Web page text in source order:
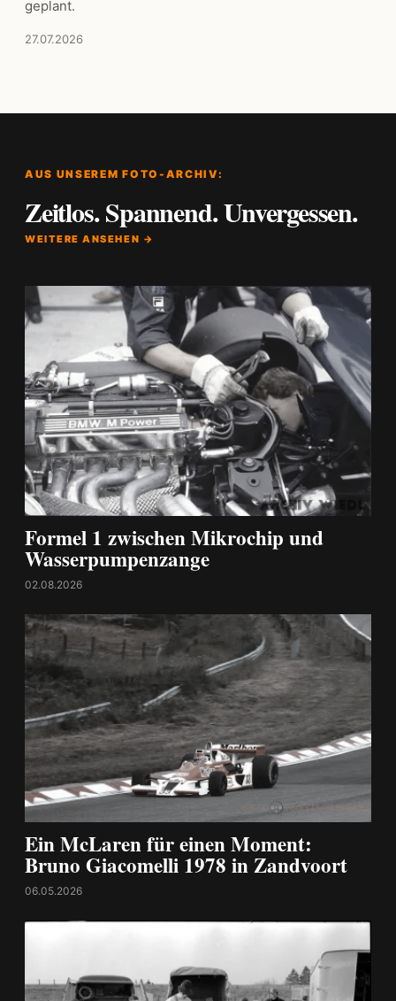
geplant.
27.07.2026
AUS UNSEREM FOTO-ARCHIV:
Zeitlos. Spannend. Unvergessen.
WEITERE ANSEHEN →
Formel 1 zwischen Mikrochip und
Wasserpumpenzange
02.08.2026
Ein McLaren für einen Moment:
Bruno Giacomelli 1978 in Zandvoort
06.05.2026